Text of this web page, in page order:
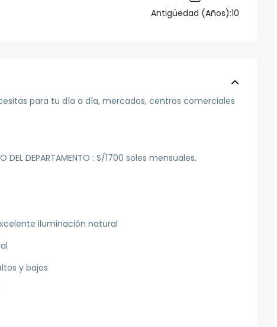
Antigüedad (Años):10
para tu día a día, mercados, centros comerciales
DEL DEPARTAMENTO : S/1700 soles mensuales.
iluminación natural
y bajos